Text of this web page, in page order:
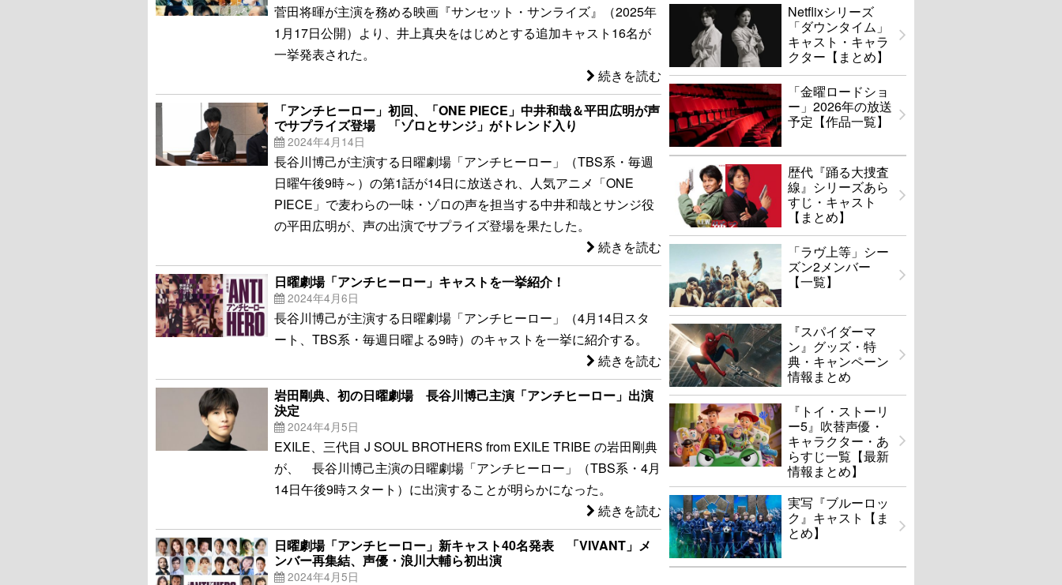
菅田将暉が主演を務める映画『サンセット・サンライズ』（2025年
1月17日公開）より、井上真央をはじめとする追加キャスト16名が
一挙発表された。
続きを読む
「アンチヒーロー」初回、「ONE PIECE」中井和哉＆平田広明が声
でサプライズ登場 「ゾロとサンジ」がトレンド入り
2024年4月14日
長谷川博己が主演する日曜劇場「アンチヒーロー」（TBS系・毎週
日曜午後9時～）の第1話が14日に放送され、人気アニメ「ONE
PIECE」で麦わらの一味・ゾロの声を担当する中井和哉とサンジ役
の平田広明が、声の出演でサプライズ登場を果たした。
続きを読む
日曜劇場「アンチヒーロー」キャストを一挙紹介！
2024年4月6日
長谷川博己が主演する日曜劇場「アンチヒーロー」（4月14日スタ
ート、TBS系・毎週日曜よる9時）のキャストを一挙に紹介する。
続きを読む
岩田剛典、初の日曜劇場 長谷川博己主演「アンチヒーロー」出演
決定
2024年4月5日
EXILE、三代目 J SOUL BROTHERS from EXILE TRIBE の岩田剛典
が、 長谷川博己主演の日曜劇場「アンチヒーロー」（TBS系・4月
14日午後9時スタート）に出演することが明らかになった。
続きを読む
日曜劇場「アンチヒーロー」新キャスト40名発表 「VIVANT」メ
ンバー再集結、声優・浪川大輔ら初出演
2024年4月5日
Netflixシリーズ
「ダウンタイム」
キャスト・キャラ
クター【まとめ】
「金曜ロードショ
ー」2026年の放送
予定【作品一覧】
歴代『踊る大捜査
線』シリーズあら
すじ・キャスト
【まとめ】
「ラヴ上等」シー
ズン2メンバー
【一覧】
『スパイダーマ
ン』グッズ・特
典・キャンペーン
情報まとめ
『トイ・ストーリ
ー5』吹替声優・
キャラクター・あ
らすじ一覧【最新
情報まとめ】
実写『ブルーロッ
ク』キャスト【ま
とめ】